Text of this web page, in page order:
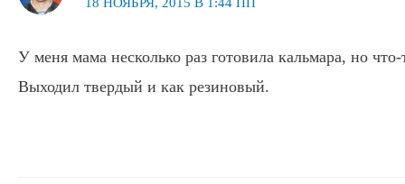
У меня мама несколько раз готовила кальмара, но
Выходил твердый и как резиновый.